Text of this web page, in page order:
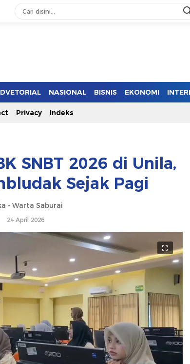
NASIONAL BISNIS EKONOMI
Privacy Indeks
SNBT 2026 di Unila,
Sejak Pagi
- Warta Saburai
24 April 2026